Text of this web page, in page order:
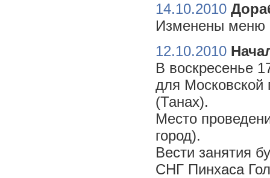
14.10.2010
Изменены меню
12.10.2010
В воскресенье
для Московской
(Танах).
Место
город).
Вести занятия
СНГ Пинхаса